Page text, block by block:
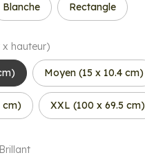
Blanche Rectangle
x hauteur)
Moyen (15 x 10.4 cm)
cm) XXL (100 x 69.5 cm)